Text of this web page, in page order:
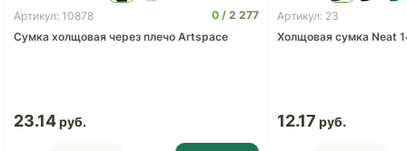
Артикул: 10878 0
2 277
Сумка холщовая через плечо Artspace
23.14
Артикул: 23
Холщовая сумка Neat
12.17